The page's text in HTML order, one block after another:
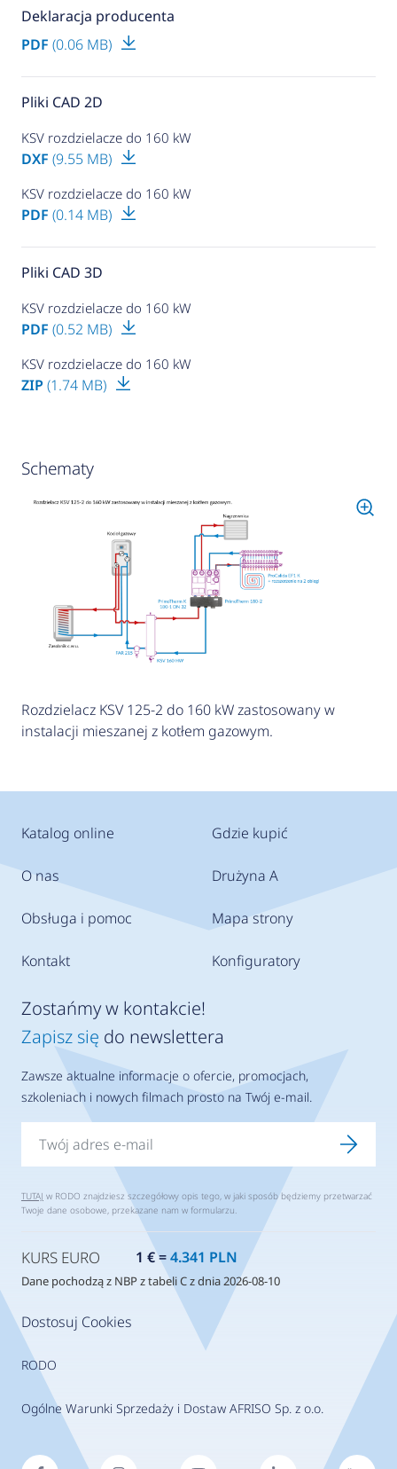
Deklaracja producenta
PDF (0.06 MB)
Pliki CAD 2D
KSV rozdzielacze do 160 kW
DXF (9.55 MB)
KSV rozdzielacze do 160 kW
PDF (0.14 MB)
Pliki CAD 3D
KSV rozdzielacze do 160 kW
PDF (0.52 MB)
KSV rozdzielacze do 160 kW
ZIP (1.74 MB)
Schematy
Rozdzielacz KSV 125-2 do 160 kW zastosowany w
instalacji mieszanej z kotłem gazowym.
Katalog online
O nas
Obsługa i pomoc
Kontakt
Gdzie kupić
Drużyna A
Mapa strony
Konfiguratory
Dostosuj Cookies
RODO
Ogólne Warunki Sprzedaży i Dostaw AFRISO Sp. z o.o.
Zostańmy w kontakcie!
Zapisz się do newslettera
Zawsze aktualne informacje o ofercie, promocjach,
szkoleniach i nowych filmach prosto na Twój e-mail.
TUTAJ w RODO znajdziesz szczegółowy opis tego, w jaki sposób będziemy przetwarzać
Twoje dane osobowe, przekazane nam w formularzu.
KURS EURO 1 € =4.341 PLN
Dane pochodzą z NBP z tabeli C z dnia 2026-08-10